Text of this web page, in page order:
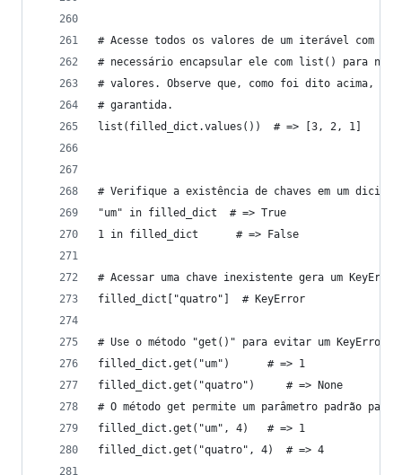
# Acesse todos os valores de um iterável com
# necessário encapsular ele com list() para não
# valores. Observe que, como foi dito acima, a
# garantida.
list(filled_dict.values())  # => [3, 2, 1]
# Verifique a existência de chaves em um
"um" in filled_dict  # => True
1 in filled_dict      # => False
# Acessar uma chave inexistente gera um KeyError
filled_dict["quatro"]  # KeyError
# Use o método "get()" para evitar um KeyError
filled_dict.get("um")      # => 1
filled_dict.get("quatro")     # => None
# O método get permite um parâmetro padrão
filled_dict.get("um", 4)   # => 1
filled_dict.get("quatro", 4)  # => 4